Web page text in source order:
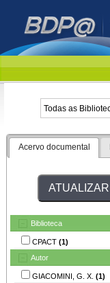
Acervo documental
Biblioteca
CPACT (1)
Autor
GIACOMINI, G. X. (1)